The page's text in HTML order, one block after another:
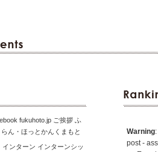
fukuhoto.jp ご挨拶 ふ
ん・ほっとかんくまもと
インターン インターンシッ
Warning
post -